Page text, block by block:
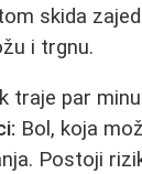
skida
i trgnu.
traje par
Bol, koja
Postoji